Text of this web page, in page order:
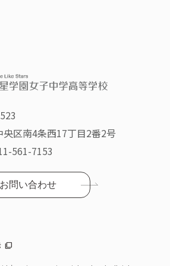
央区南4条西17丁目2番2号
561-7153
お問い合わせ